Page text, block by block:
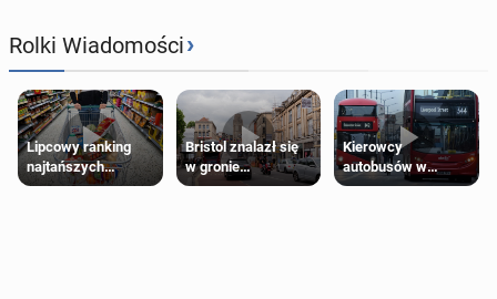
Rolki Wiadomości›
Lipcowy ranking
najtańszych
supermarketów
Bristol znalazł się
w gronie
najlepszych
Kierowcy
autobusów w
Londynie